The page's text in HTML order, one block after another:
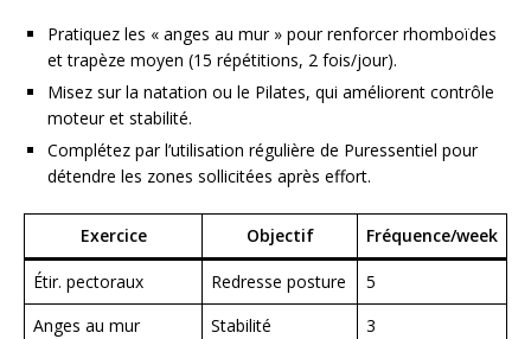
Pratiquez les « anges au mur » pour renforcer rhomboïdes
et trapèze moyen (15 répétitions, 2 fois/jour).
Misez sur la natation ou le Pilates, qui améliorent contrôle
moteur et stabilité.
Complétez par l’utilisation régulière de Puressentiel pour
détendre les zones sollicitées après effort.
Exercice Objectif Fréquence/week
Étir. pectoraux Redresse posture
5
Anges au mur
Stabilité
3